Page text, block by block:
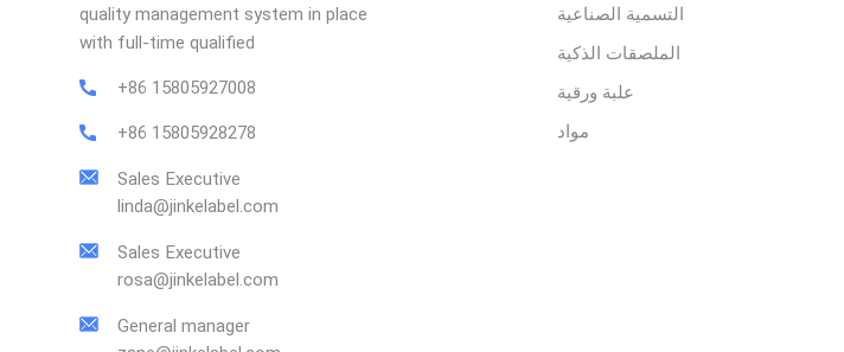
quality management system in place
with full-time qualified
+86 15805927008
+86 15805928278
Sales Executive
linda@jinkelabel.com
Sales Executive
rosa@jinkelabel.com
General manager
التسمية الصناعية
الملصقات الذكية
علبة ورقية
مواد